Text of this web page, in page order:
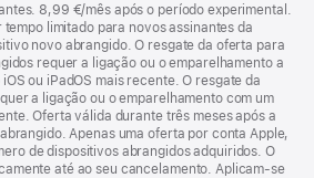
8,99 €/mês após o período experimental.
limitado para novos assinantes da
novo abrangido. O resgate da oferta para
requer a ligação ou o emparelhamento a
ou iPadOS mais recente. O resgate da
a ligação ou o emparelhamento com um
Oferta válida durante três meses após a
Apenas uma oferta por conta Apple,
de dispositivos abrangidos adquiridos. O
até ao seu cancelamento. Aplicam-se